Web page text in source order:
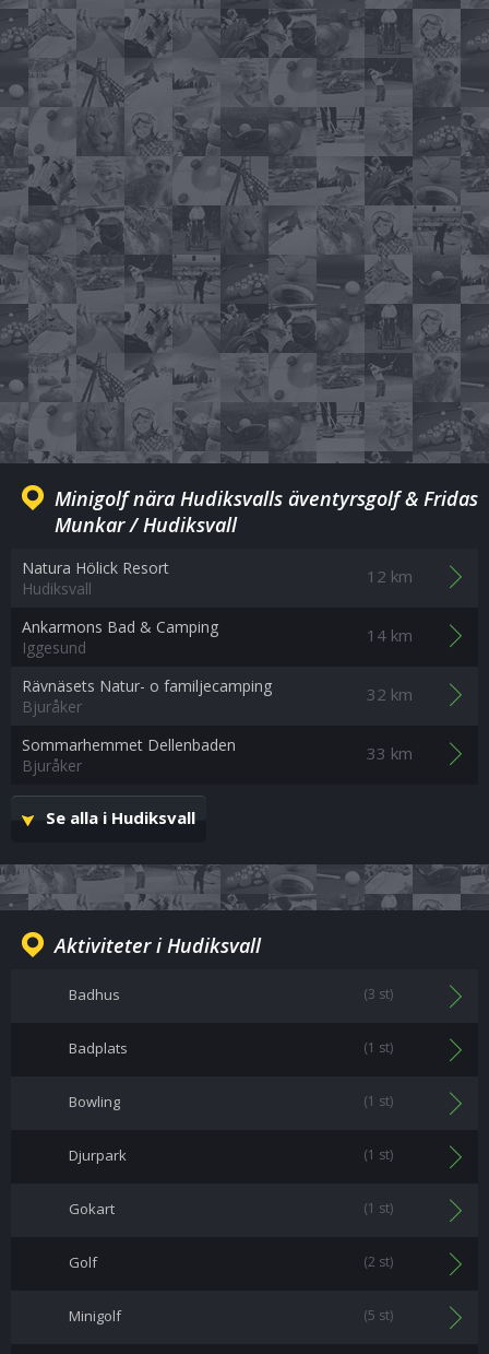
Minigolf nära Hudiksvalls äventyrsgolf & Fridas
Munkar / Hudiksvall
Natura Hölick Resort
Hudiksvall
12 km
Ankarmons Bad & Camping
Iggesund
14 km
Rävnäsets Natur- o familjecamping
Bjuråker
32 km
Sommarhemmet Dellenbaden
Bjuråker
33 km
Se alla i Hudiksvall
Aktiviteter i Hudiksvall
Badhus (3 st)
Badplats (1 st)
Bowling (1 st)
Djurpark (1 st)
Gokart (1 st)
Golf (2 st)
Minigolf (5 st)